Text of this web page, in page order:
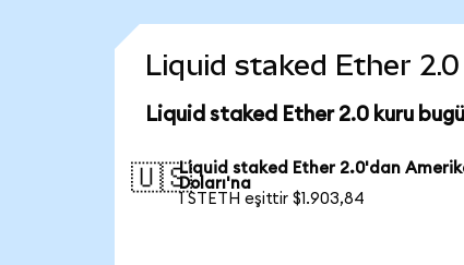
Liquid staked Ether
Liquid staked Ether 2.0 kuru
🇺🇸Liquid staked Ether 2.0'dan
Doları'na
1 STETH eşittir $1.903,84